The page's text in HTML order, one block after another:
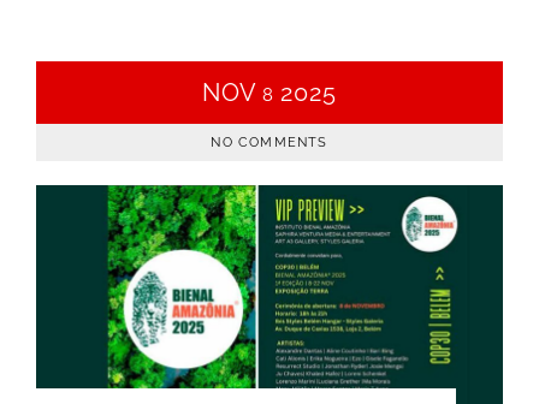
NOV 8 2025
NO COMMENTS